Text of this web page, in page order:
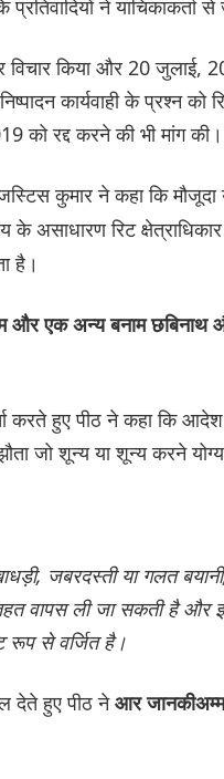
ने याचिकाकर्ता से
किया और 20 जुलाई,
कार्यवाही के प्रश्न को
को रद्द करने की भी मांग की।
कुमार ने कहा कि मौजूदा
के असाधारण रिट
है।
और एक अन्य बनाम
करते हुए पीठ ने कहा कि
जो शून्य या शून्य करने
जबरदस्ती या गलत
वापस ली जा सकती है और
रूप से वर्जित है।
देते हुए पीठ नेआर